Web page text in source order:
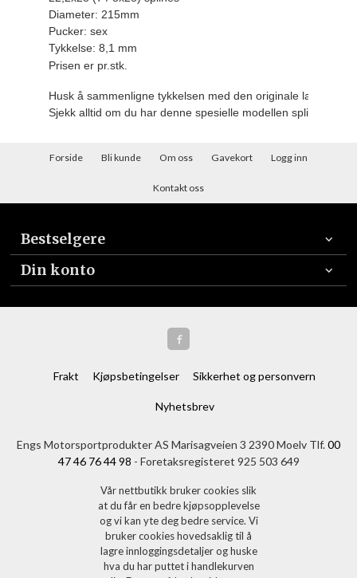
Diameter: 215mm
Pucker: sex
Tykkelse: 8,1 mm
Prisen er pr.stk.
Husk å sammenligne tykkelsen med den originale lamellen
Sjekk alltid om du har denne spesielle modellen splines
Forside Bli kunde Om oss Gavekort Logg inn
Kontakt oss
Bestselgere
Din konto
Frakt Kjøpsbetingelser Sikkerhet og personvern
Nyhetsbrev
Engs Motorsportprodukter AS Marisagveien 3 2390 Moelv Tlf.00
47 46 76 44 98 - Foretaksregisteret 925 503 649
Vår nettbutikk bruker cookies slik
at du får en bedre kjøpsopplevelse
og vi kan yte deg bedre service. Vi
bruker cookies hovedsaklig til å
lagre innloggingsdetaljer og huske
hva du har puttet i handlekurven